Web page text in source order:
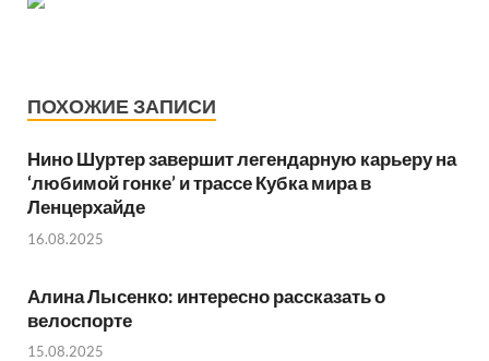
ПОХОЖИЕ ЗАПИСИ
Нино Шуртер завершит легендарную карьеру на
‘любимой гонке’ и трассе Кубка мира в
Ленцерхайде
16.08.2025
Алина Лысенко: интересно рассказать о
велоспорте
15.08.2025